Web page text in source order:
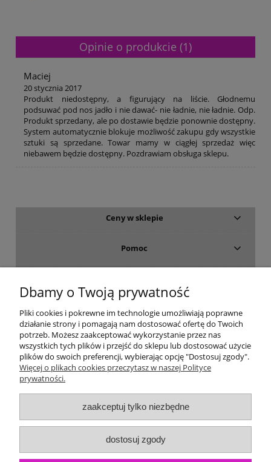
Opinie o produkcie (1)
Maciej
20 stycznia 2017
Produkt niedostępny, a figurujący na liście. Głodnemu
podsuwać pod nos jadło i nie dawać- nie ładnie, nie ładnie. Odp.
Produkt sprzedany, ale po dostawie będzie ponownie dostępny.
System automatycznie blokuje możliwość zakupu gdy wszystkie
sztuki są sprzedane. Towar mamy w ciągłej sprzedaż więc
niebawem będzie dostępny. Pozdrawiam obsługa sklepu.
Ceny w sklepie
Pomoc
Moje konto
Gwarancja i zwroty
O firmie
Dbamy o Twoją prywatność
Pliki cookies i pokrewne im technologie umożliwiają poprawne
działanie strony i pomagają nam dostosować ofertę do Twoich
potrzeb. Możesz zaakceptować wykorzystanie przez nas
wszystkich tych plików i przejść do sklepu lub dostosować użycie
plików do swoich preferencji, wybierając opcję "Dostosuj zgody".
Więcej o plikach cookies przeczytasz w naszej Polityce
prywatności.
zaakceptuj tylko niezbędne
dostosuj zgody